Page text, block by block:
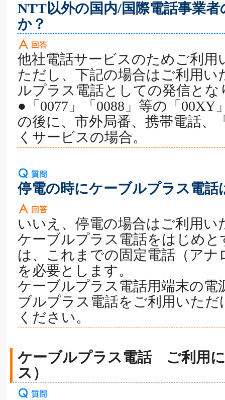
NTT以外の国内/国際電話事業
か？
他社電話サービスのためご利用
ただし、下記の場合はご利用い
ルプラス電話としての発信とな
●「0077」「0088」等の「00XY
の後に、市外局番、携帯電話、
くサービスの場合。
停電の時にケーブルプラス電話
いいえ、停電の場合はご利用い
ケーブルプラス電話をはじめと
は、これまでの固定電話（アナ
を必要とします。
ケーブルプラス電話用端末の電
ブルプラス電話をご利用いた
ください。
ケーブルプラス電話 ご利用
ス）